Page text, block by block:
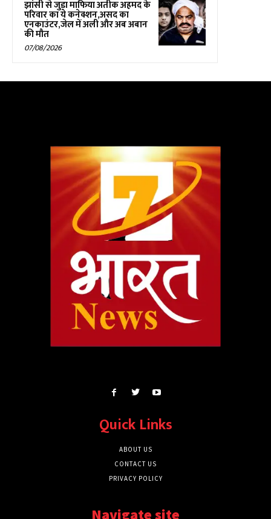
झांसी से जुड़ा माफिया अतीक अहमद के
परिवार का ये कनेक्शन,असद का
एनकाउंटर,जेल में अली और अब अबान
की मौत
07/08/2026
Quick Links
ABOUT US
CONTACT US
PRIVACY POLICY
Navigate site